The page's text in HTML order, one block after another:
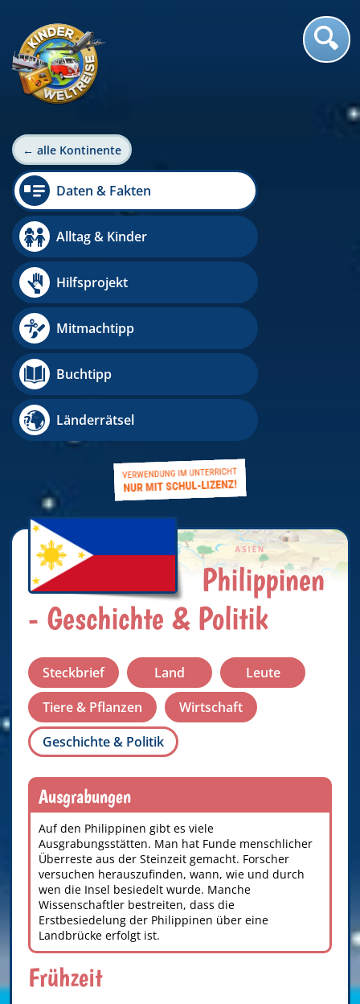
← alle Kontinente
Daten & Fakten
Alltag & Kinder
Hilfsprojekt
Mitmachtipp
Buchtipp
Länderrätsel
Philippinen
- Geschichte & Politik
Steckbrief Land
Leute
Tiere & Pflanzen
Wirtschaft
Geschichte & Politik
Ausgrabungen
Auf den Philippinen gibt es viele
Ausgrabungsstätten. Man hat Funde menschlicher
Überreste aus der Steinzeit gemacht. Forscher
versuchen herauszufinden, wann, wie und durch
wen die Insel besiedelt wurde. Manche
Wissenschaftler bestreiten, dass die
Erstbesiedelung der Philippinen über eine
Landbrücke erfolgt ist.
Frühzeit